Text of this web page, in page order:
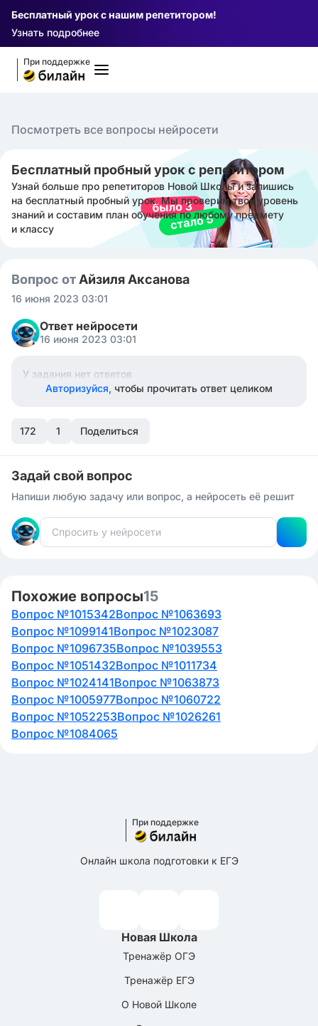
Бесплатный урок с нашим репетитором!
Узнать подробнее
При поддержке
Посмотреть все вопросы нейросети
Бесплатный пробный урок с репетитором
Узнай больше про репетиторов Новой Школы и запишись
на бесплатный пробный урок. Мы проверим твой уровень
знаний и составим план обучения по любому предмету
и классу
Вопрос от Айзиля Аксанова
16 июня 2023 03:01
Ответ нейросети
16 июня 2023 03:01
У задания нет ответов
Авторизуйся, чтобы прочитать ответ целиком
172 1 Поделиться
Задай свой вопрос
Напиши любую задачу или вопрос, а нейросеть её решит
Похожие вопросы15
Вопрос №1015342Вопрос №1063693
Вопрос №1099141Вопрос №1023087
Вопрос №1096735Вопрос №1039553
Вопрос №1051432Вопрос №1011734
Вопрос №1024141Вопрос №1063873
Вопрос №1005977Вопрос №1060722
Вопрос №1052253Вопрос №1026261
Вопрос №1084065
При поддержке
Онлайн школа подготовки к ЕГЭ
Новая Школа
Тренажёр ОГЭ
Тренажёр ЕГЭ
О Новой Школе